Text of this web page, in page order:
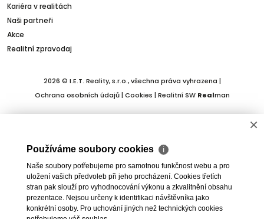
Kariéra v realitách
Naši partneři
Akce
Realitní zpravodaj
2026 © I.E.T. Reality, s.r.o., všechna práva vyhrazena |
Ochrana osobních údajů| Cookies | Realitní SW Realman
×
Používáme soubory cookies ℹ
Naše soubory potřebujeme pro samotnou funkčnost webu a pro
uložení vašich předvoleb při jeho procházení. Cookies třetích
stran pak slouží pro vyhodnocování výkonu a zkvalitnění obsahu
prezentace. Nejsou určeny k identifikaci návštěvníka jako
konkrétní osoby. Pro uchování jiných než technických cookies